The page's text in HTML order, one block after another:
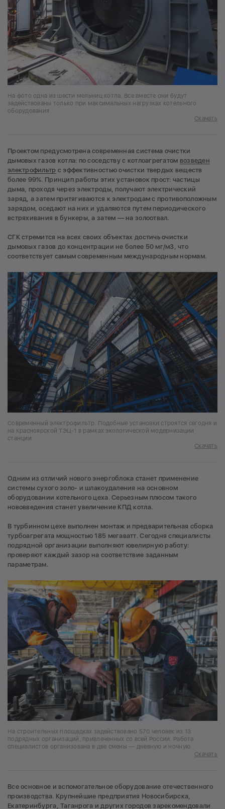
На фото одна из шести мельниц котла. Все вместе они будут
задействованы только при максимальных нагрузках котельного
оборудования
Скачать
Проектом предусмотрена современная система очистки
дымовых газов котла: по соседству с котлоагрегатом возведен
электрофильтр с эффективностью очистки твердых веществ
более 99%. Принцип работы этих установок прост: частицы
дыма, проходя через электроды, получают электрический
заряд, а затем притягиваются к электродам с противоположным
зарядом, оседают на них и удаляются путем периодического
встряхивания в бункеры, а затем — на золоотвал.
СГК стремится на всех своих объектах достичь очистки
дымовых газов до концентрации не более 50 мг/м3, что
соответствует самым современным международным нормам.
Современный электрофильтр. Подобные установки строятся сегодня и
на Красноярской ТЭЦ-1 в рамках экологической модернизации
станции
Скачать
Одним из отличий нового энергоблока станет применение
системы сухого золо- и шлакоудаления на основном
оборудовании котельного цеха. Серьезным плюсом такого
нововведения станет увеличение КПД котла.
В турбинном цехе выполнен монтаж и предварительная сборка
турбоагрегата мощностью 185 мегаватт. Сегодня специалисты
подрядной организации выполняют ювелирную работу:
проверяют каждый зазор на соответствие заданным
параметрам.
На строительных площадках задействовано 570 человек из 13
подрядных организаций, привлеченных со всей России. Работа
специалистов организована в две смены — дневную и ночную
Скачать
Все основное и вспомогательное оборудование отечественного
производства. Крупнейшие предприятия Новосибирска,
Екатеринбурга, Таганрога и других городов зарекомендовали